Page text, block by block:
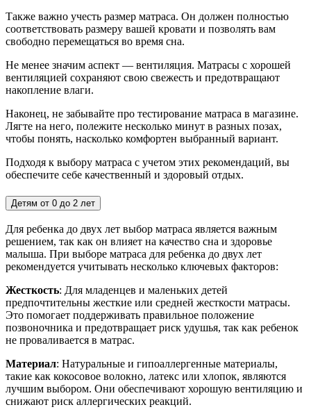
Также важно учесть размер матраса. Он должен полностью
соответствовать размеру вашей кровати и позволять вам
свободно перемещаться во время сна.
Не менее значим аспект — вентиляция. Матрасы с хорошей
вентиляцией сохраняют свою свежесть и предотвращают
накопление влаги.
Наконец, не забывайте про тестирование матраса в магазине.
Лягте на него, полежите несколько минут в разных позах,
чтобы понять, насколько комфортен выбранный вариант.
Подходя к выбору матраса с учетом этих рекомендаций, вы
обеспечите себе качественный и здоровый отдых.
Детям от 0 до 2 лет
Для ребенка до двух лет выбор матраса является важным
решением, так как он влияет на качество сна и здоровье
малыша. При выборе матраса для ребенка до двух лет
рекомендуется учитывать несколько ключевых факторов:
Жесткость: Для младенцев и маленьких детей
предпочтительны жесткие или средней жесткости матрасы.
Это помогает поддерживать правильное положение
позвоночника и предотвращает риск удушья, так как ребенок
не проваливается в матрас.
Материал: Натуральные и гипоаллергенные материалы,
такие как кокосовое волокно, латекс или хлопок, являются
лучшим выбором. Они обеспечивают хорошую вентиляцию и
снижают риск аллергических реакций.